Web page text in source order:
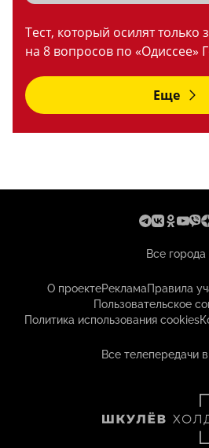
Тест, который осилят только
на 8 вопросов по «Одиссее»
Еще
Все города
О проектеРекламаПравила
Пользовательское
Политика использования cookies
Все телепередачи